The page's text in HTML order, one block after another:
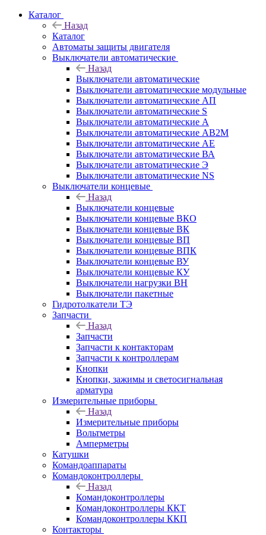
Каталог
Назад
Каталог
Автоматы защиты двигателя
Выключатели автоматические
Назад
Выключатели автоматические
Выключатели автоматические модульные
Выключатели автоматические АП
Выключатели автоматические S
Выключатели автоматические А
Выключатели автоматические АВ2М
Выключатели автоматические АЕ
Выключатели автоматические ВА
Выключатели автоматические Э
Выключатели автоматические NS
Выключатели концевые
Назад
Выключатели концевые
Выключатели концевые ВКО
Выключатели концевые ВК
Выключатели концевые ВП
Выключатели концевые ВПК
Выключатели концевые ВУ
Выключатели концевые КУ
Выключатели нагрузки ВН
Выключатели пакетные
Гидротолкатели ТЭ
Запчасти
Назад
Запчасти
Запчасти к контакторам
Запчасти к контроллерам
Кнопки
Кнопки, зажимы и светосигнальная
арматура
Измерительные приборы
Назад
Измерительные приборы
Вольтметры
Амперметры
Катушки
Командоаппараты
Командоконтроллеры
Назад
Командоконтроллеры
Командоконтроллеры ККТ
Командоконтроллеры ККП
Контакторы